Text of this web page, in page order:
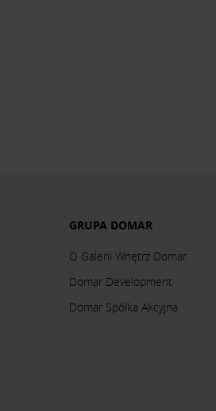
GRUPA DOMAR
O Galerii Wnętrz Domar
Domar Development
Domar Spółka Akcyjna